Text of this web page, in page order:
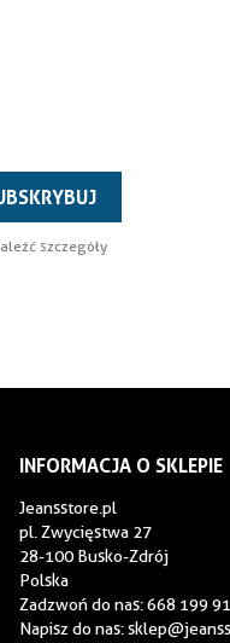
szczegóły
INFORMACJA O SKLEPIE
Jeansstore.pl
pl. Zwycięstwa 27
28-100 Busko-Zdrój
Polska
Zadzwoń do nas:668 199
Napisz do nas: